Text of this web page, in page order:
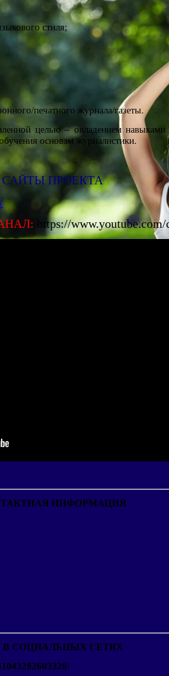
стиля;
печатного журнала/газеты.
целью – овладением навыками
основам журналистики.
САЙТЫ ПРОЕКТА
https://
ИНФОРМАЦИЯ
СОЦИАЛЬНЫХ СЕТЯХ